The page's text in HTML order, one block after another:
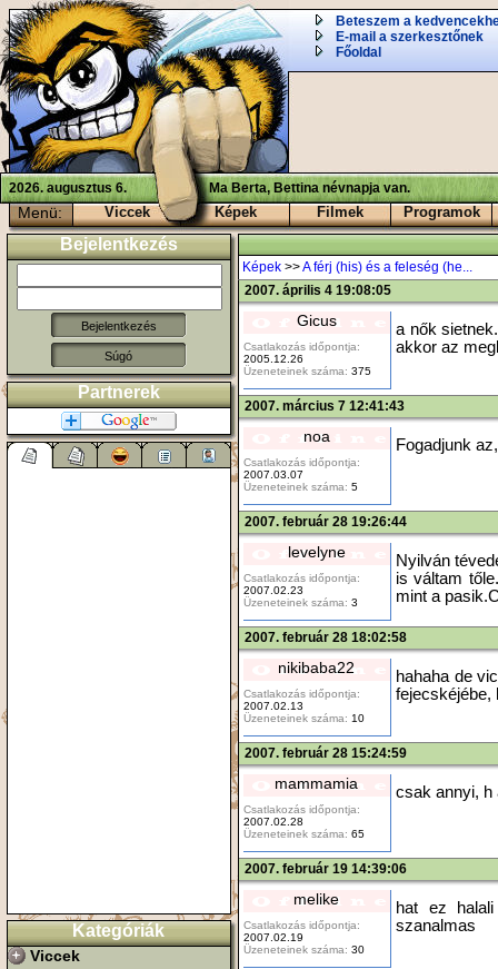
Beteszem a
E-mail a szerkesztőnek
Főoldal
2026. augusztus 6. Ma Berta, Bettina névnapja van.
Menü: Viccek Képek Filmek Programok
Bejelentkezés
Súgó
Partnerek
Kategóriák
Viccek
Képek >>A férj (his) és a feleség (he...
2007. április 4 19:08:05
Gicus
Csatlakozás időpontja:
2005.12.26
Üzeneteinek száma: 375
a nők
akkor az
2007. március 7 12:41:43
noa
Csatlakozás időpontja:
2007.03.07
Üzeneteinek száma: 5
Fogadjunk
2007. február 28 19:26:44
levelyne
Csatlakozás időpontja:
2007.02.23
Üzeneteinek száma: 3
Nyilván
is váltam
mint a
2007. február 28 18:02:58
nikibaba22
Csatlakozás időpontja:
2007.02.13
Üzeneteinek száma: 10
hahaha de
fejecskéjébe,
2007. február 28 15:24:59
mammamia
Csatlakozás időpontja:
2007.02.28
Üzeneteinek száma: 65
csak annyi, h
2007. február 19 14:39:06
melike
Csatlakozás időpontja:
2007.02.19
Üzeneteinek száma: 30
hat ez
szanalmas